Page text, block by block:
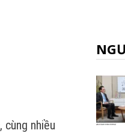
nhiều